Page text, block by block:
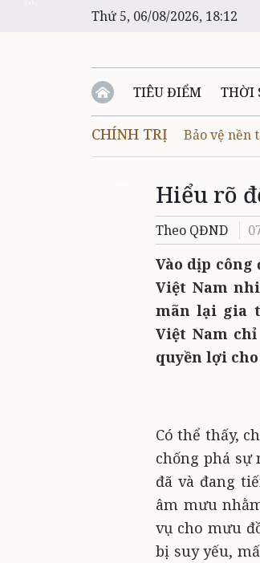
Thứ 5, 06/08/2026, 18:12
TIÊU ĐIỂM THỜI
CHÍNH TRỊ Bảo vệ nền
Hiểu rõ
Theo QĐND
Vào dịp
Việt Nam
mãn lại gia
Việt Nam
quyền lợi
Có thể thấy,
chống phá sự
đã và đang
âm mưu
vụ cho mưu
bị suy yếu,